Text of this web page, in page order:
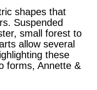
shapes that
Suspended
small forest to
allow several
these
forms, Annette &